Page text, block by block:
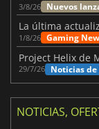
3/8/26 Nuevos
1/8/26 Gaming
Project Helix de
29/7/26 Noticias
NOTICIAS,